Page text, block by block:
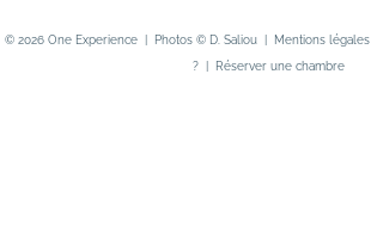
© 2026 One Experience | Photos © D. Saliou | Mentions légales
?| Réserver une chambre